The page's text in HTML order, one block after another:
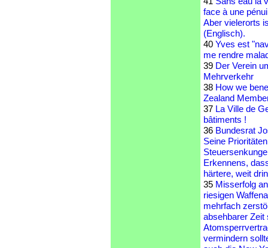
face à une
Aber vielerorts
(Englisch).
40 Yves est
me rendre
39 Der Verein
Mehrverkehr
38 How we
Zealand
37 La Ville de
bâtiments !
36 Bundesrat
Seine
Erkennens,
härtere, weit
35 Misserfolg
riesigen
mehrfach
absehbarer Zeit
vermindern